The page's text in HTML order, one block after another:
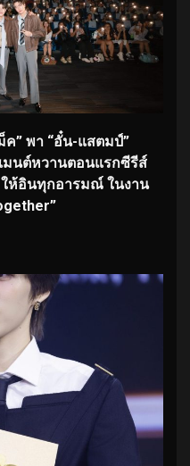
” พา “อั๋น-แสตมป์”
มนต์หวานตอนแรกซีรีส์
ให้อินทุกอารมณ์ ในงาน